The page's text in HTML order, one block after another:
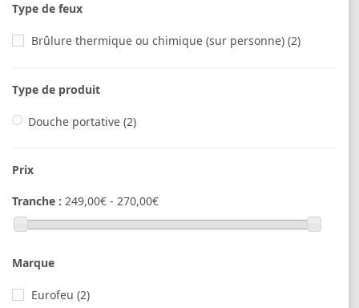
Type de feux
Brûlure thermique ou chimique (sur personne) (2)
Type de produit
Douche portative (2)
Prix
Tranche : 249,00€ - 270,00€
Marque
Eurofeu (2)